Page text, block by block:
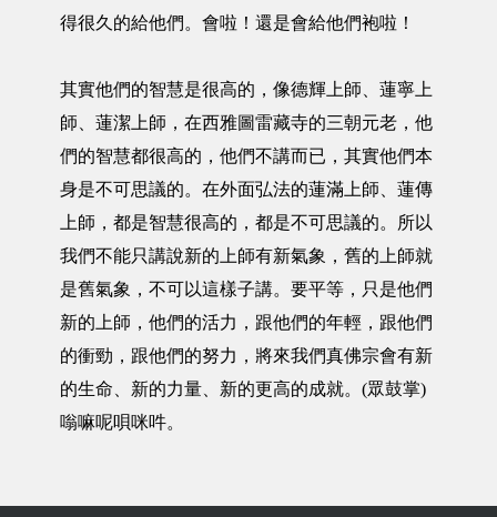
得很久的給他們。會啦！還是會給他們袍啦！
其實他們的智慧是很高的，像德輝上師、蓮寧上
師、蓮潔上師，在西雅圖雷藏寺的三朝元老，他
們的智慧都很高的，他們不講而已，其實他們本
身是不可思議的。在外面弘法的蓮滿上師、蓮傳
上師，都是智慧很高的，都是不可思議的。所以
我們不能只講說新的上師有新氣象，舊的上師就
是舊氣象，不可以這樣子講。要平等，只是他們
新的上師，他們的活力，跟他們的年輕，跟他們
的衝勁，跟他們的努力，將來我們真佛宗會有新
的生命、新的力量、新的更高的成就。(眾鼓掌)
嗡嘛呢唄咪吽。